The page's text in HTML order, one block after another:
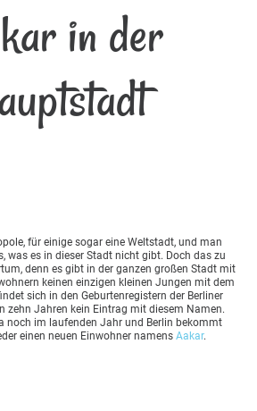
in der
für einige sogar eine Weltstadt, und man
was es in dieser Stadt nicht gibt. Doch das zu
denn es gibt in der ganzen großen Stadt mit
keinen einzigen kleinen Jungen mit dem
sich in den Geburtenregistern der Berliner
zehn Jahren kein Eintrag mit diesem Namen.
noch im laufenden Jahr und Berlin bekommt
einen neuen Einwohner namens Aakar.